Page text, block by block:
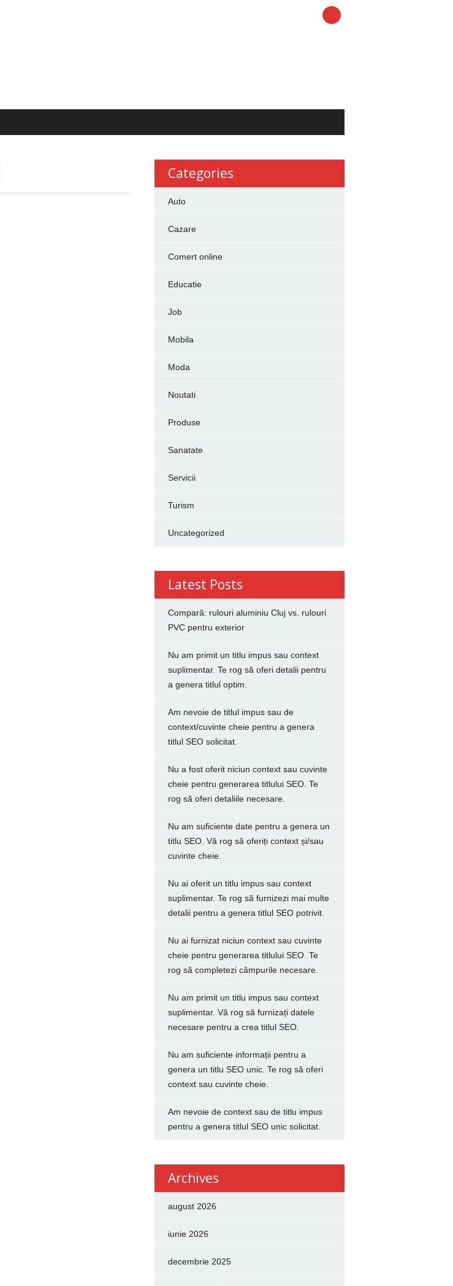
Categories
Auto
Cazare
Comert online
Educatie
Job
Mobila
Moda
Noutati
Produse
Sanatate
Servicii
Turism
Uncategorized
Latest Posts
Compară: rulouri aluminiu Cluj vs. rulouri
PVC pentru exterior
Nu am primit un titlu impus sau context
suplimentar. Te rog să oferi detalii pentru
a genera titlul optim.
Am nevoie de titlul impus sau de
context/cuvinte cheie pentru a genera
titlul SEO solicitat.
Nu a fost oferit niciun context sau cuvinte
cheie pentru generarea titlului SEO. Te
rog să oferi detaliile necesare.
Nu am suficiente date pentru a genera un
titlu SEO. Vă rog să oferiți context și/sau
cuvinte cheie.
Nu ai oferit un titlu impus sau context
suplimentar. Te rog să furnizezi mai multe
detalii pentru a genera titlul SEO potrivit.
Nu ai furnizat niciun context sau cuvinte
cheie pentru generarea titlului SEO. Te
rog să completezi câmpurile necesare.
Nu am primit un titlu impus sau context
suplimentar. Vă rog să furnizați datele
necesare pentru a crea titlul SEO.
Nu am suficiente informații pentru a
genera un titlu SEO unic. Te rog să oferi
context sau cuvinte cheie.
Am nevoie de context sau de titlu impus
pentru a genera titlul SEO unic solicitat.
Archives
august 2026
iunie 2026
decembrie 2025